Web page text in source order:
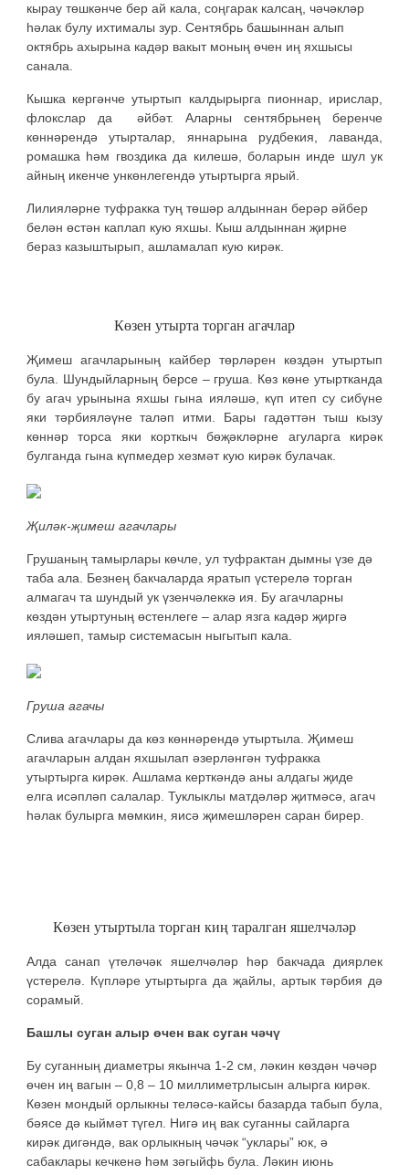
кырау төшкәнче бер ай кала, соңгарак калсаң, чәчәкләр
һәлак булу ихтималы зур. Сентябрь башыннан алып
октябрь ахырына кадәр вакыт моның өчен иң яхшысы
санала.
Кышка кергәнче утыртып калдырырга пионнар, ирислар,
флокслар да әйбәт. Аларны сентябрьнең беренче
көннәрендә утырталар, яннарына рудбекия, лаванда,
ромашка һәм гвоздика да килешә, боларын инде шул ук
айның икенче ункөнлегендә утыртырга ярый.
Лилияләрне туфракка туң төшәр алдыннан берәр әйбер
белән өстән каплап кую яхшы. Кыш алдыннан җирне
бераз казыштырып, ашламалап кую кирәк.
Көзен утырта торган агачлар
Җимеш агачларының кайбер төрләрен көздән утыртып
була. Шундыйларның берсе – груша. Көз көне утыртканда
бу агач урынына яхшы гына ияләшә, күп итеп су сибүне
яки тәрбияләүне таләп итми. Бары гадәттән тыш кызу
көннәр торса яки корткыч бөҗәкләрне агуларга кирәк
булганда гына күпмедер хезмәт кую кирәк булачак.
Җиләк-җимеш агачлары
Грушаның тамырлары көчле, ул туфрактан дымны үзе дә
таба ала. Безнең бакчаларда яратып үстерелә торган
алмагач та шундый ук үзенчәлеккә ия. Бу агачларны
көздән утыртуның өстенлеге – алар язга кадәр җиргә
ияләшеп, тамыр системасын ныгытып кала.
Груша агачы
Слива агачлары да көз көннәрендә утыртыла. Җимеш
агачларын алдан яхшылап әзерләнгән туфракка
утыртырга кирәк. Ашлама керткәндә аны алдагы җиде
елга исәпләп салалар. Туклыклы матдәләр җитмәсә, агач
һәлак булырга мөмкин, яисә җимешләрен саран бирер.
Көзен утыртыла торган киң таралган яшелчәләр
Алда санап үтеләчәк яшелчәләр һәр бакчада диярлек
үстерелә. Күпләре утыртырга да җайлы, артык тәрбия дә
сорамый.
Башлы суган алыр өчен вак суган чәчү
Бу суганның диаметры якынча 1-2 см, ләкин көздән чәчәр
өчен иң вагын – 0,8 – 10 миллиметрлысын алырга кирәк.
Көзен мондый орлыкны теләсә-кайсы базарда табып була,
бәясе дә кыймәт түгел. Нигә иң вак суганны сайларга
кирәк дигәндә, вак орлыкның чәчәк “уклары” юк, ә
сабаклары кечкенә һәм зәгыйфь була. Ләкин июнь